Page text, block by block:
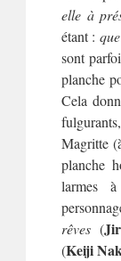
elle à
étant :
sont
planche
Cela
Magritte
planche
larmes
rêves (
(Keiji